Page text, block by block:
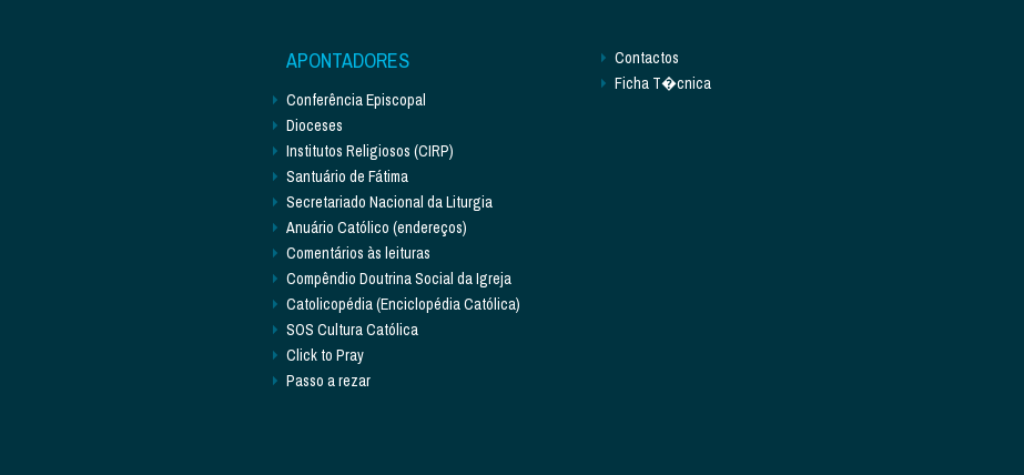
APONTADORES
Conferência Episcopal
Dioceses
Institutos Religiosos (CIRP)
Santuário de Fátima
Secretariado Nacional da Liturgia
Anuário Católico (endereços)
Comentários às leituras
Compêndio Doutrina Social da Igreja
Catolicopédia (Enciclopédia Católica)
SOS Cultura Católica
Click to Pray
Passo a rezar
Contactos
Ficha T�cnica